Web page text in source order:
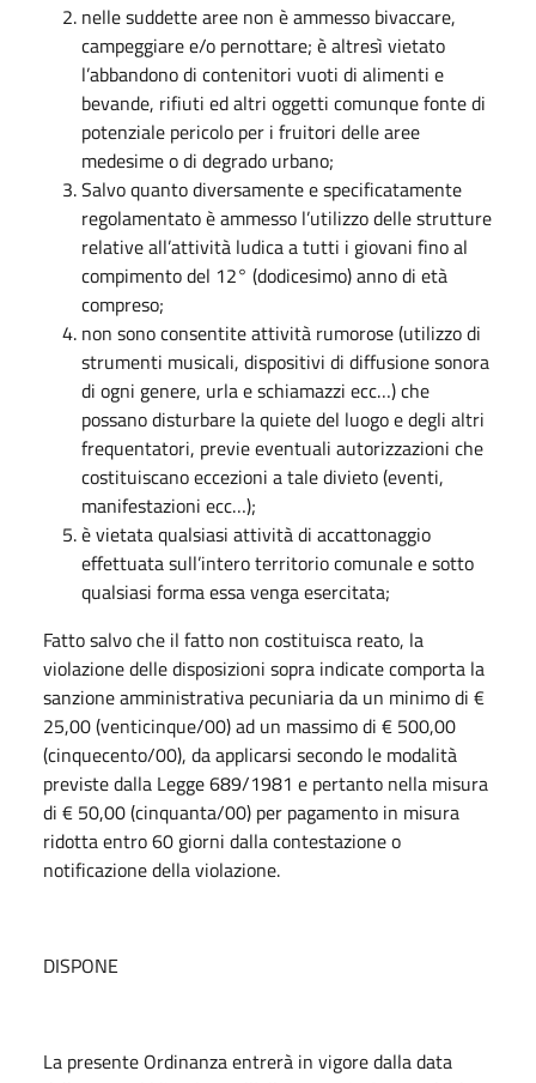
nelle suddette aree non è ammesso bivaccare,
campeggiare e/o pernottare; è altresì vietato
l’abbandono di contenitori vuoti di alimenti e
bevande, rifiuti ed altri oggetti comunque fonte di
potenziale pericolo per i fruitori delle aree
medesime o di degrado urbano;
Salvo quanto diversamente e specificatamente
regolamentato è ammesso l’utilizzo delle strutture
relative all’attività ludica a tutti i giovani fino al
compimento del 12° (dodicesimo) anno di età
compreso;
non sono consentite attività rumorose (utilizzo di
strumenti musicali, dispositivi di diffusione sonora
di ogni genere, urla e schiamazzi ecc…) che
possano disturbare la quiete del luogo e degli altri
frequentatori, previe eventuali autorizzazioni che
costituiscano eccezioni a tale divieto (eventi,
manifestazioni ecc…);
è vietata qualsiasi attività di accattonaggio
effettuata sull’intero territorio comunale e sotto
qualsiasi forma essa venga esercitata;
Fatto salvo che il fatto non costituisca reato, la
violazione delle disposizioni sopra indicate comporta la
sanzione amministrativa pecuniaria da un minimo di €
25,00 (venticinque/00) ad un massimo di € 500,00
(cinquecento/00), da applicarsi secondo le modalità
previste dalla Legge 689/1981 e pertanto nella misura
di € 50,00 (cinquanta/00) per pagamento in misura
ridotta entro 60 giorni dalla contestazione o
notificazione della violazione.
DISPONE
La presente Ordinanza entrerà in vigore dalla data